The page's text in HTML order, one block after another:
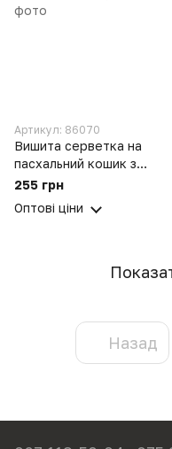
Артикул: 86070
Вишита серветка на
пасхальний кошик з
ажурним мереживом
255 грн
Оптові ціни
Назад